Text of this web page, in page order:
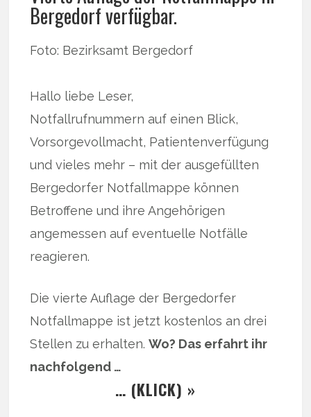
Bergedorf verfügbar.
Foto: Bezirksamt Bergedorf
Hallo liebe Leser,
Notfallrufnummern auf einen Blick,
Vorsorgevollmacht, Patientenverfügung
und vieles mehr – mit der ausgefüllten
Bergedorfer Notfallmappe können
Betroffene und ihre Angehörigen
angemessen auf eventuelle Notfälle
reagieren.
Die vierte Auflage der Bergedorfer
Notfallmappe ist jetzt kostenlos an drei
Stellen zu erhalten.Wo? Das erfahrt ihr
nachfolgend …
… (KLICK) »